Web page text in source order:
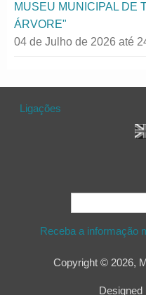
MUSEU MUNICIPAL DE
ÁRVORE"
04 de Julho de 2026 até
Ligações
Formulário de procura
Receba a informação
Copyright © 2026,
Designed